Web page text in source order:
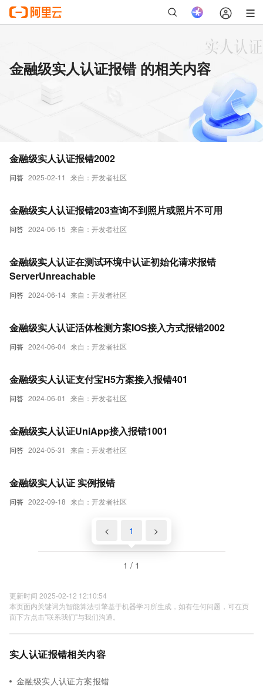
金融级实人认证报错 的相关内容
问答 2025-02-11 来自：开发者社区
金融级实人认证报错2002
问答 2024-06-15 来自：开发者社区
金融级实人认证报错203查询不到照片或照片不可用
问答 2024-06-14 来自：开发者社区
金融级实人认证在测试环境中认证初始化请求报错
ServerUnreachable
问答 2024-06-04 来自：开发者社区
金融级实人认证活体检测方案IOS接入方式报错2002
问答 2024-06-01 来自：开发者社区
金融级实人认证支付宝H5方案接入报错401
问答 2024-05-31 来自：开发者社区
金融级实人认证UniApp接入报错1001
问答 2022-09-18 来自：开发者社区
金融级实人认证 实例报错
< 1 >
1 / 1
更新时间 2025-02-12 12:10:54
本页面内关键词为智能算法引擎基于机器学习所生成，如有任何问题，可在页
面下方点击"联系我们"与我们沟通。
实人认证报错相关内容
金融级实人认证方案报错